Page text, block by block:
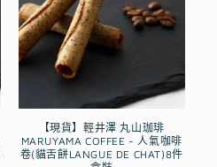
【現貨】輕井澤 丸山珈琲
MARUYAMA COFFEE - 人氣咖啡
卷(貓舌餅LANGUE DE CHAT)8件